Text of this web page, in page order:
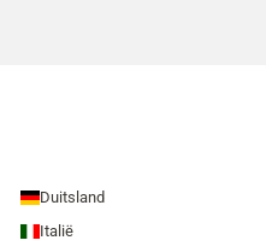
Duitsland
Italië